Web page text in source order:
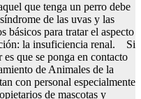
que tenga un perro debe
de las uvas y las
básicos para tratar el aspecto
la insuficiencia renal. Si
que se ponga en contacto
de Animales de la
con personal especialmente
de mascotas y